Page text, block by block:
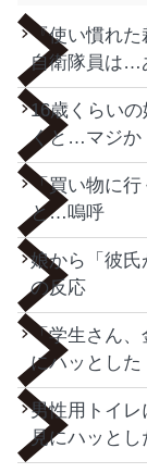
『使い慣れた
自衛隊員は…
16歳くらい
くと…マジか
「買い物に行
と…嗚呼
娘から「彼
の反応
「学生さん、
にハッとした
男性用トイ
見にハッとし